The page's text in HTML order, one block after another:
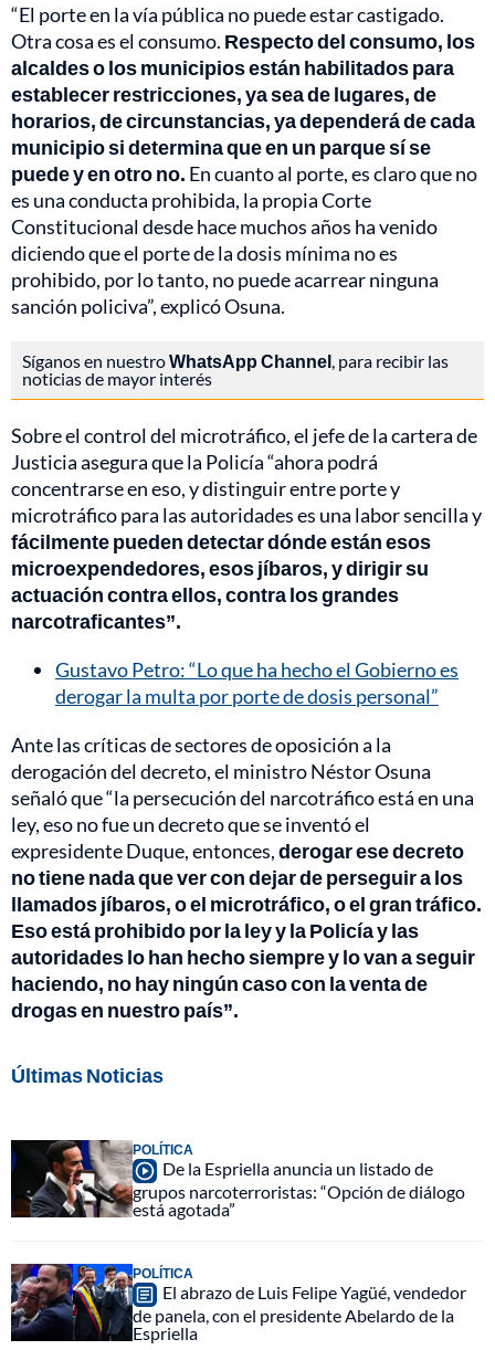
“El porte en la vía pública no puede estar castigado.
Otra cosa es el consumo. Respecto del consumo, los
alcaldes o los municipios están habilitados para
establecer restricciones, ya sea de lugares, de
horarios, de circunstancias, ya dependerá de cada
municipio si determina que en un parque sí se
puede y en otro no. En cuanto al porte, es claro que no
es una conducta prohibida, la propia Corte
Constitucional desde hace muchos años ha venido
diciendo que el porte de la dosis mínima no es
prohibido, por lo tanto, no puede acarrear ninguna
sanción policiva”, explicó Osuna.
Síganos en nuestroWhatsApp Channel , para recibir las
noticias de mayor interés
Sobre el control del microtráfico, el jefe de la cartera de
Justicia asegura que la Policía “ahora podrá
concentrarse en eso, y distinguir entre porte y
microtráfico para las autoridades es una labor sencilla y
fácilmente pueden detectar dónde están esos
microexpendedores, esos jíbaros, y dirigir su
actuación contra ellos, contra los grandes
narcotraficantes”.
Gustavo Petro: “Lo que ha hecho el Gobierno es
derogar la multa por porte de dosis personal”
Ante las críticas de sectores de oposición a la
derogación del decreto, el ministro Néstor Osuna
señaló que “la persecución del narcotráfico está en una
ley, eso no fue un decreto que se inventó el
expresidente Duque, entonces,derogar ese decreto
no tiene nada que ver con dejar de perseguir a los
llamados jíbaros, o el microtráfico, o el gran tráfico.
Eso está prohibido por la ley y la Policía y las
autoridades lo han hecho siempre y lo van a seguir
haciendo, no hay ningún caso con la venta de
drogas en nuestro país”.
Últimas Noticias
POLÍTICA
De la Espriella anuncia un listado de
grupos narcoterroristas: “Opción de diálogo
está agotada”
POLÍTICA
El abrazo de Luis Felipe Yagüé, vendedor
de panela, con el presidente Abelardo de la
Espriella